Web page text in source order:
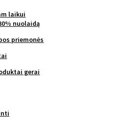
laikui
nuolaidą
priemonės
gerai